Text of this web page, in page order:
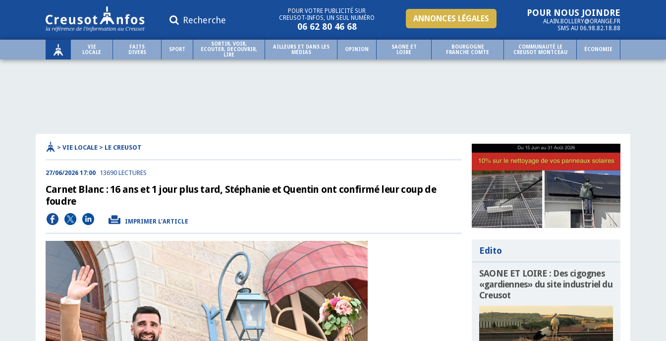
Recherche
POUR NOUS JOINDRE
ALAIN.BOLLERY@ORANGE.FR
SMS AU 06.98.82.18.88
ANNONCES LÉGALES
POUR VOTRE PUBLICITÉ SUR
CREUSOT-INFOS, UN SEUL NUMÉRO
06 62 80 46 68
VIE
LOCALE
FAITS
DIVERS
SPORT
SORTIR, VOIR,
ECOUTER, DECOUVRIR,
LIRE
AILLEURS ET DANS LES
MÉDIAS
OPINION
SAONE ET
LOIRE
BOURGOGNE
FRANCHE COMTE
COMMUNAUTÉ LE
CREUSOT MONTCEAU
ÉCONOMIE
> VIE LOCALE > LE CREUSOT
27/06/2026 17:00 13690 LECTURES
Carnet Blanc : 16 ans et 1 jour plus tard, Stéphanie et Quentin ont confirmé leur coup de
foudre
IMPRIMER L'ARTICLE
Edito
SAONE ET LOIRE : Des cigognes
«gardiennes» du site industriel du
Creusot